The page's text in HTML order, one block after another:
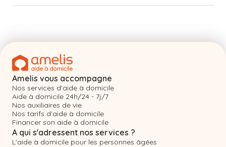
Amelis vous accompagne
Nos services d'aide à domicile
Aide à domicile 24h/24 - 7j/7
Nos auxiliaires de vie
Nos tarifs d'aide à domicile
Financer son aide à domicile
A qui s'adressent nos services ?
L'aide à domicile pour les personnes âgées